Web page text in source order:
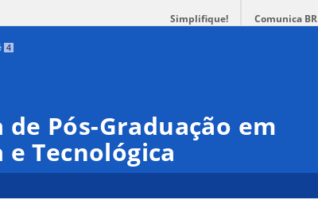
Simplifique! Comunica BR
4
de Pós-Graduação em
Tecnológica